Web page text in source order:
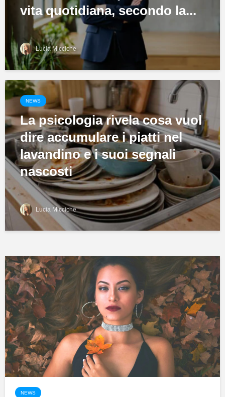
vita quotidiana, secondo la...
Lucia Micciche
NEWS
La psicologia rivela cosa vuol
dire accumulare i piatti nel
lavandino e i suoi segnali
nascosti
Lucia Micciche
NEWS